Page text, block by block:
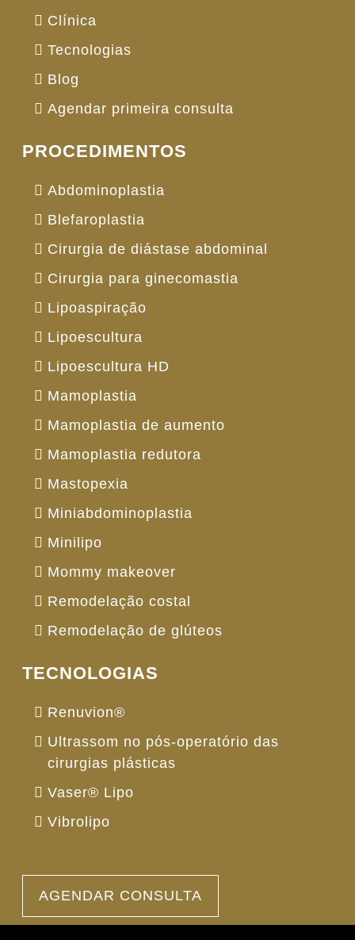
Clínica
Tecnologias
Blog
Agendar primeira consulta
PROCEDIMENTOS
Abdominoplastia
Blefaroplastia
Cirurgia de diástase abdominal
Cirurgia para ginecomastia
Lipoaspiração
Lipoescultura
Lipoescultura HD
Mamoplastia
Mamoplastia de aumento
Mamoplastia redutora
Mastopexia
Miniabdominoplastia
Minilipo
Mommy makeover
Remodelação costal
Remodelação de glúteos
TECNOLOGIAS
Renuvion®
Ultrassom no pós-operatório das
cirurgias plásticas
Vaser® Lipo
Vibrolipo
AGENDAR CONSULTA